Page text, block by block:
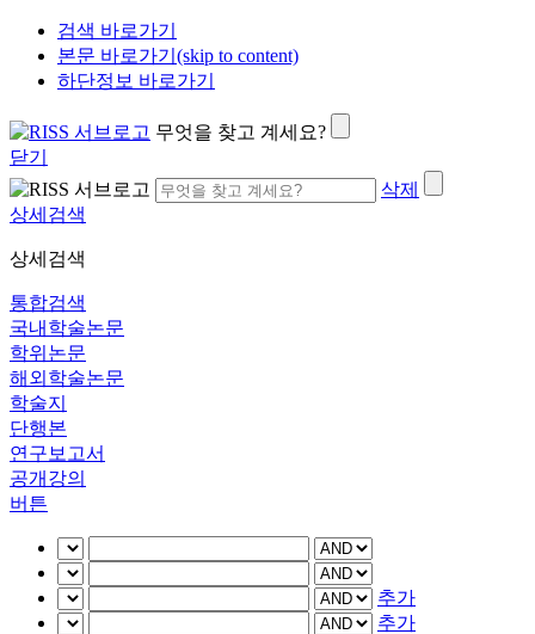
검색 바로가기
본문 바로가기(skip to content)
하단정보 바로가기
무엇을 찾고 계세요?
닫기
삭제
상세검색
상세검색
통합검색
국내학술논문
학위논문
해외학술논문
학술지
단행본
연구보고서
공개강의
버튼
추가
추가